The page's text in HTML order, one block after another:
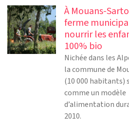
À Mouans-
ferme
nourrir les
100% bio
Nichée dans les
la commune de
(10 000 habitants)
comme un modèle
d’alimentation
2010.